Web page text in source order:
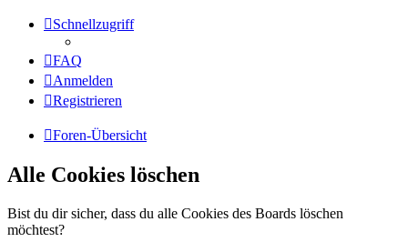
Schnellzugriff
FAQ
Anmelden
Registrieren
Foren-Übersicht
Alle Cookies löschen
Bist du dir sicher, dass du alle Cookies des Boards löschen
möchtest?